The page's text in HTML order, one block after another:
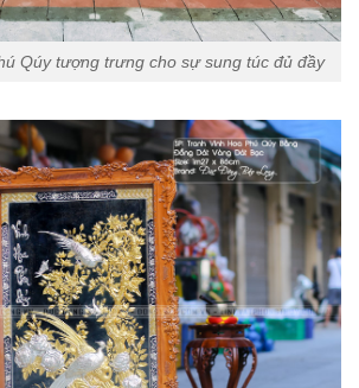
Qúy tượng trưng cho sự sung túc đủ đầy